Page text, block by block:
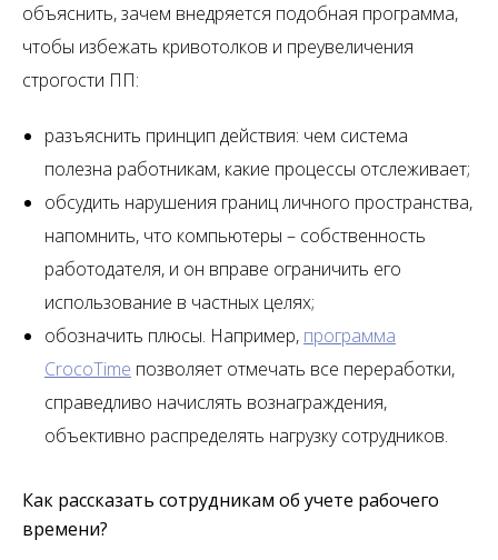
объяснить, зачем внедряется подобная программа,
чтобы избежать кривотолков и преувеличения
строгости ПП:
разъяснить принцип действия: чем система
полезна работникам, какие процессы отслеживает;
обсудить нарушения границ личного пространства,
напомнить, что компьютеры – собственность
работодателя, и он вправе ограничить его
использование в частных целях;
обозначить плюсы. Например, программа
CrocoTime позволяет отмечать все переработки,
справедливо начислять вознаграждения,
объективно распределять нагрузку сотрудников.
Как рассказать сотрудникам об учете рабочего
времени?